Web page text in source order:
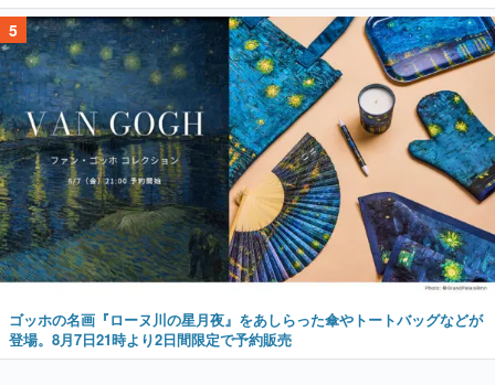
5
ゴッホの名画『ローヌ川の星月夜』をあしらった傘やトートバッグなどが
登場。8月7日21時より2日間限定で予約販売